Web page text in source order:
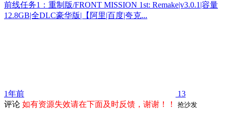
前线任务1：重制版/FRONT MISSION 1st: Remake|v3.0.1|容量
12.8GB|全DLC豪华版|【阿里|百度|夸克...
1年前
13
评论 如有资源失效请在下面及时反馈，谢谢！！ 抢沙发